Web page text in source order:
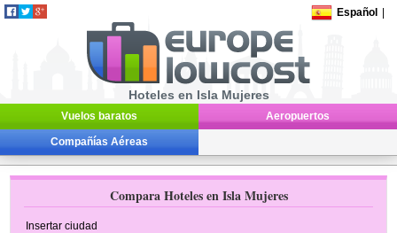
Español
Hoteles en Isla Mujeres
Vuelos baratos Aeropuertos
Compañías Aéreas
Compara Hoteles en Isla Mujeres
Insertar ciudad